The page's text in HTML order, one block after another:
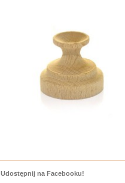
Udostępnij na Facebooku!